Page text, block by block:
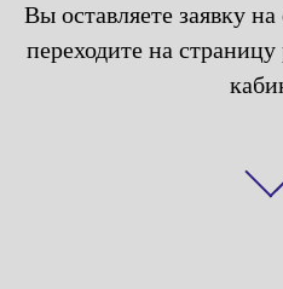
Вы оставляете заявку
переходите на